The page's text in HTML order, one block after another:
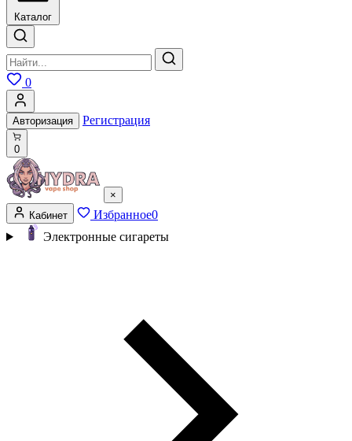
Каталог
0
Авторизация Регистрация
0
×
Кабинет
Избранное0
Электронные сигареты